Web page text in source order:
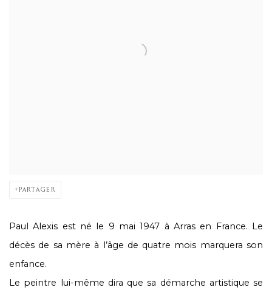
PARTAGER
Paul Alexis est né le 9 mai 1947 à Arras en France. Le
décès de sa mère à l’âge de quatre mois marquera son
enfance.
Le peintre lui-même dira que sa démarche artistique se